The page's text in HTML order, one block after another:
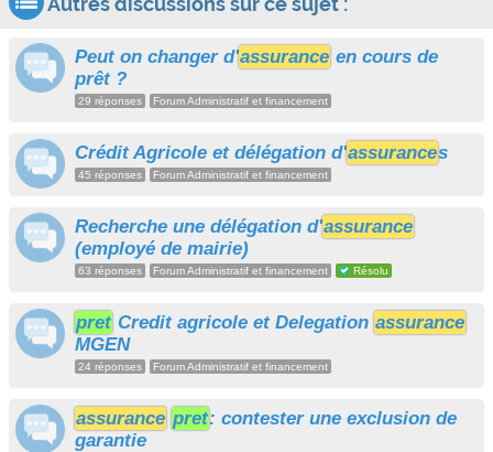
Peut on changer d'assurance en cours de
prêt ?
29 réponses Forum Administratif et financement
Crédit Agricole et délégation d'assurances
45 réponses Forum Administratif et financement
Recherche une délégation d'assurance
(employé de mairie)
63 réponses Forum Administratif et financement Résolu
pret Credit agricole et Delegation assurance
MGEN
24 réponses Forum Administratif et financement
assurance pret: contester une exclusion de
garantie